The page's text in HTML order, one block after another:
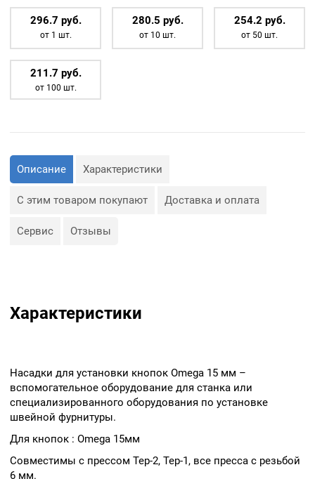
15мм
296.7 руб.
от 1 шт.
280.5 руб.
от 10 шт.
254.2 руб.
от 50 шт.
211.7 руб.
от 100 шт.
Описание Характеристики
С этим товаром покупают Доставка и оплата
Сервис Отзывы
Характеристики
Насадки для установки кнопок Omega 15 мм –
вспомогательное оборудование для станка или
специализированного оборудования по установке
швейной фурнитуры.
Для кнопок : Omega 15мм
Совместимы с прессом Тер-2, Тер-1, все пресса с резьбой
6 мм.